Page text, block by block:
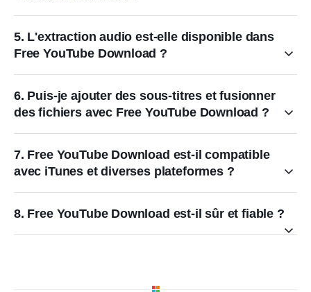
5. L'extraction audio est-elle disponible dans
Free YouTube Download ?
6. Puis-je ajouter des sous-titres et fusionner
des fichiers avec Free YouTube Download ?
7. Free YouTube Download est-il compatible
avec iTunes et diverses plateformes ?
8. Free YouTube Download est-il sûr et fiable ?